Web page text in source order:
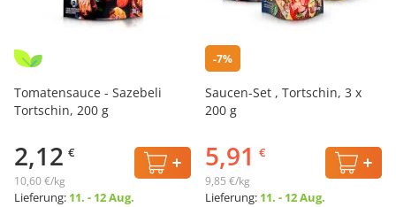
Tomatensauce - Sazebeli
Tortschin, 200 g
2,12 €
10,60 €/kg
Lieferung: 11. - 12 Aug.
-7%
Saucen-Set , Tortschin, 3 x
200 g
5,91 €
9,85 €/kg
Lieferung: 11. - 12 Aug.